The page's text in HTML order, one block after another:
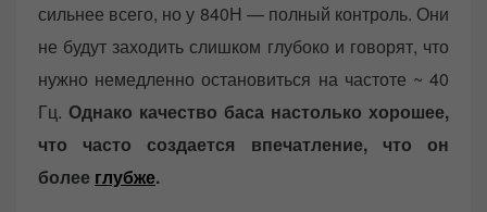
сильнее всего, но у 840Н — полный контроль. Они
не будут заходить слишком глубоко и говорят, что
нужно немедленно остановиться на частоте ~ 40
Гц. Однако качество баса настолько хорошее,
что часто создается впечатление, что он
более глубже.